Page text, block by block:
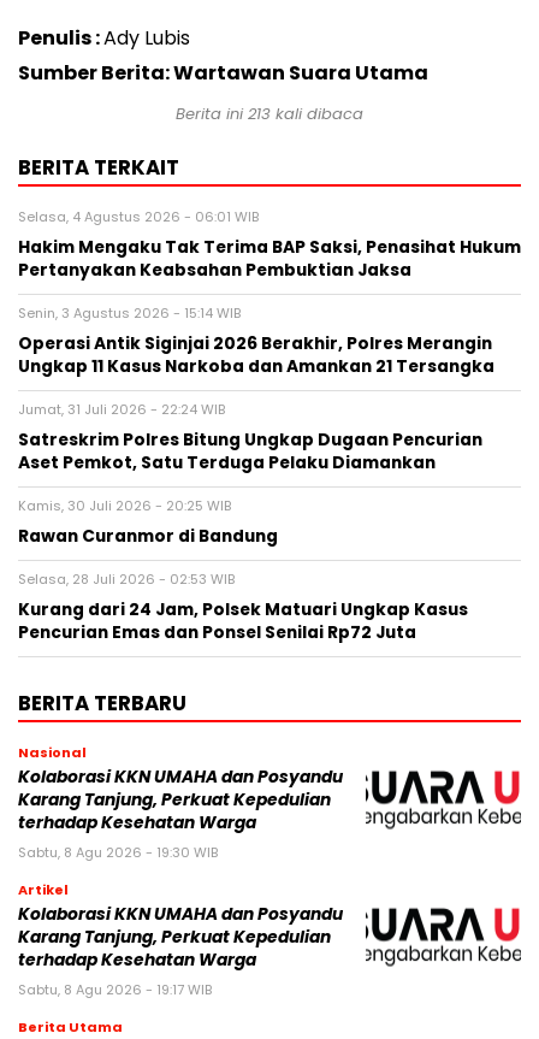
Penulis :Ady Lubis
Sumber Berita: Wartawan Suara Utama
Berita ini 213 kali dibaca
BERITA TERKAIT
Selasa, 4 Agustus 2026 - 06:01 WIB
Hakim Mengaku Tak Terima BAP Saksi, Penasihat Hukum
Pertanyakan Keabsahan Pembuktian Jaksa
Senin, 3 Agustus 2026 - 15:14 WIB
Operasi Antik Siginjai 2026 Berakhir, Polres Merangin
Ungkap 11 Kasus Narkoba dan Amankan 21 Tersangka
Jumat, 31 Juli 2026 - 22:24 WIB
Satreskrim Polres Bitung Ungkap Dugaan Pencurian
Aset Pemkot, Satu Terduga Pelaku Diamankan
Kamis, 30 Juli 2026 - 20:25 WIB
Rawan Curanmor di Bandung
Selasa, 28 Juli 2026 - 02:53 WIB
Kurang dari 24 Jam, Polsek Matuari Ungkap Kasus
Pencurian Emas dan Ponsel Senilai Rp72 Juta
BERITA TERBARU
Nasional
Kolaborasi KKN UMAHA dan Posyandu
Karang Tanjung, Perkuat Kepedulian
terhadap Kesehatan Warga
Sabtu, 8 Agu 2026 - 19:30 WIB
Artikel
Kolaborasi KKN UMAHA dan Posyandu
Karang Tanjung, Perkuat Kepedulian
terhadap Kesehatan Warga
Sabtu, 8 Agu 2026 - 19:17 WIB
Berita Utama